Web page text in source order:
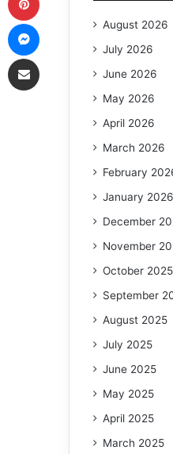
August 2026
July 2026
June 2026
May 2026
April 2026
March 2026
February
January 2026
December
November
October 2025
September
August 2025
July 2025
June 2025
May 2025
April 2025
March 2025
Messenger